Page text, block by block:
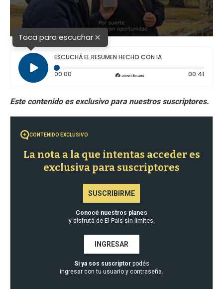
Toca para escuchar×
ESCUCHÁ EL RESUMEN HECHO CON IA
00:00 Tiempo transcurrido: 0 segundos 00:41
CONTENIDO EXCLUSIVO
La nota a la que intentas acceder es
exclusiva para suscriptores
SUSCRIBIRME
Conocé nuestros planes
y disfrutá de El País sin límites.
INGRESAR
Si ya sos suscriptorpodés
ingresar con tu usuario y contraseña.